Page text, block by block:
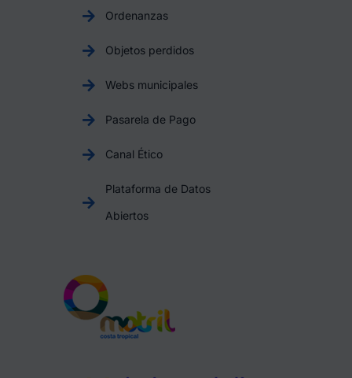
Ordenanzas
Objetos perdidos
Webs municipales
Pasarela de Pago
Canal Ético
Plataforma de Datos
Abiertos